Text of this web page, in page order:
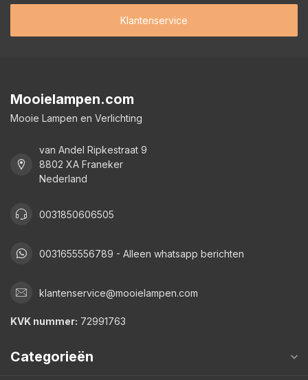
Klantenservice
Mooielampen.com
Mooie Lampen en Verlichting
van Andel Ripkestraat 9
8802 XA Franeker
Nederland
0031850606505
0031655556789 - Alleen whatsapp berichten
klantenservice@mooielampen.com
KVK nummer: 72991763
Categorieën